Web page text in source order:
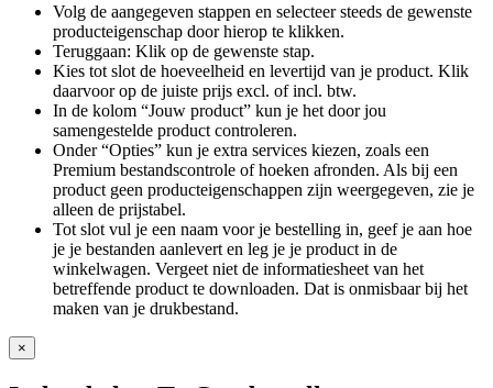
Volg de aangegeven stappen en selecteer steeds de gewenste
producteigenschap door hierop te klikken.
Teruggaan: Klik op de gewenste stap.
Kies tot slot de hoeveelheid en levertijd van je product. Klik
daarvoor op de juiste prijs excl. of incl. btw.
In de kolom “Jouw product” kun je het door jou
samengestelde product controleren.
Onder “Opties” kun je extra services kiezen, zoals een
Premium bestandscontrole of hoeken afronden. Als bij een
product geen producteigenschappen zijn weergegeven, zie je
alleen de prijstabel.
Tot slot vul je een naam voor je bestelling in, geef je aan hoe
je je bestanden aanlevert en leg je je product in de
winkelwagen. Vergeet niet de informatiesheet van het
betreffende product te downloaden. Dat is onmisbaar bij het
maken van je drukbestand.
×